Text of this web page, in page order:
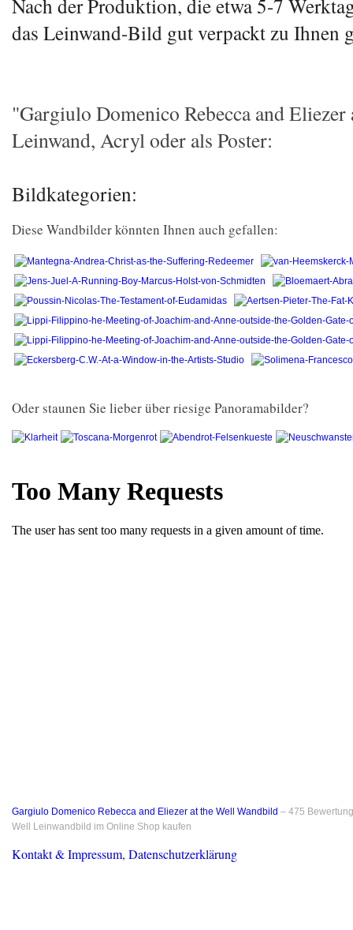
Nach der Produktion, die etwa 5-7
das Leinwand-Bild gut verpackt zu Ihnen
"Gargiulo Domenico Rebecca and
Leinwand, Acryl oder als Poster:
Bildkategorien:
Diese Wandbilder könnten Ihnen auch gefallen:
Oder staunen Sie lieber über riesige Panoramabilder?
Gargiulo Domenico Rebecca and Eliezer at the Well Wandbild – 475
Well Leinwandbild im Online Shop kaufen
Kontakt & Impressum, Datenschutzerklärung